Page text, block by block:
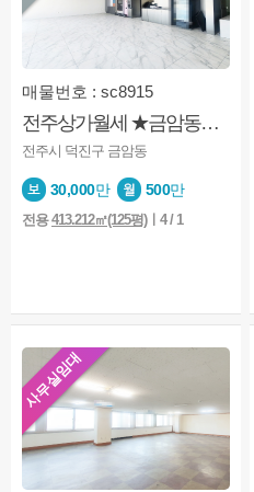
매물번호 : sc8915
전주상가월세 ★금암동★종합경기장사거리★사거리상가★가시성굿★분할.병합가능★보증금월세조정가능
전주시 덕진구 금암동
30,000만 500만
전용413.212㎡(125평)ㅣ4 / 1
사무실임대